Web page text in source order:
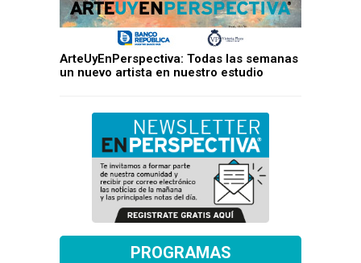
ArteUyEnPerspectiva: Todas las semanas
un nuevo artista en nuestro estudio
PROGRAMAS